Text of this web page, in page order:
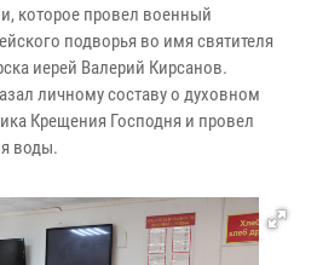
которое провел военный
подворья во имя святителя
иерей Валерий Кирсанов.
личному составу о духовном
Крещения Господня и провел
воды.